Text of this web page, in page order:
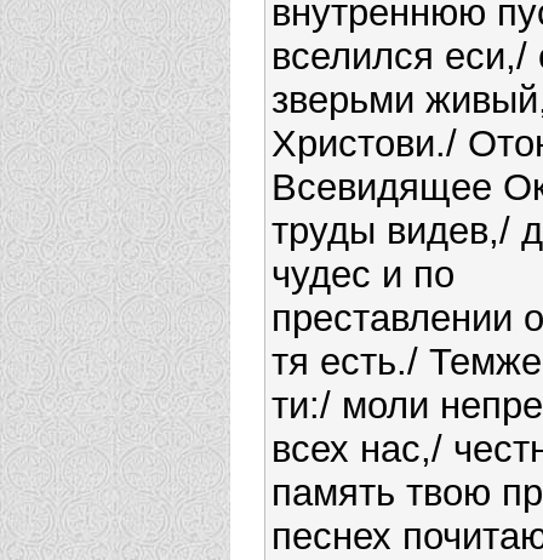
внутреннюю
вселился еси,/
зверьми
Христови./
Всевидящее
труды видев,/
чудес и по
преставлении
тя есть./
ти:/ моли
всех нас,/
память твою
песнех